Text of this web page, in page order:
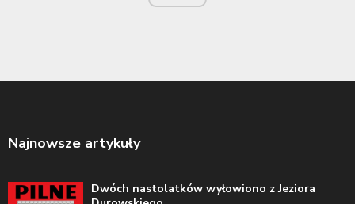
Najnowsze artykuły
Dwóch nastolatków wyłowiono z Jeziora